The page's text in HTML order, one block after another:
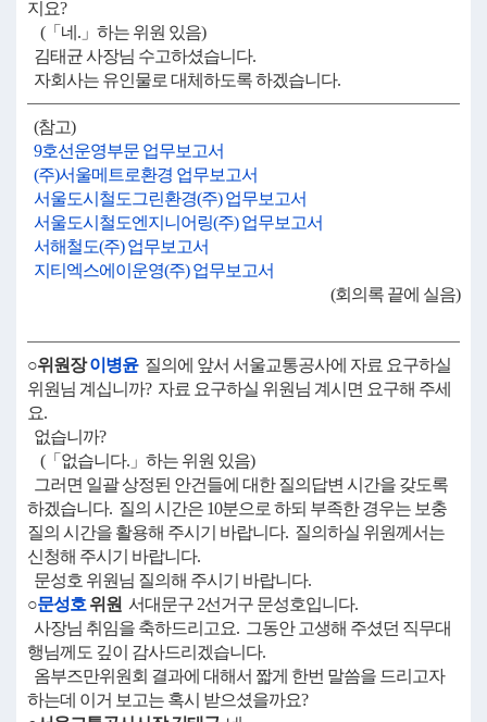
지요?
(「네.」하는 위원 있음)
김태균 사장님 수고하셨습니다.
자회사는 유인물로 대체하도록 하겠습니다.
(참고)
9호선운영부문 업무보고서
(주)서울메트로환경 업무보고서
서울도시철도그린환경(주) 업무보고서
서울도시철도엔지니어링(주) 업무보고서
서해철도(주) 업무보고서
지티엑스에이운영(주) 업무보고서
(회의록 끝에 실음)
○위원장이병윤질의에 앞서 서울교통공사에 자료 요구하실
위원님 계십니까? 자료 요구하실 위원님 계시면 요구해 주세
요.
없습니까?
(「없습니다.」하는 위원 있음)
그러면 일괄 상정된 안건들에 대한 질의답변 시간을 갖도록
하겠습니다. 질의 시간은 10분으로 하되 부족한 경우는 보충
질의 시간을 활용해 주시기 바랍니다. 질의하실 위원께서는
신청해 주시기 바랍니다.
문성호 위원님 질의해 주시기 바랍니다.
○문성호 위원 서대문구 2선거구 문성호입니다.
사장님 취임을 축하드리고요. 그동안 고생해 주셨던 직무대
행님께도 깊이 감사드리겠습니다.
옴부즈만위원회 결과에 대해서 짧게 한번 말씀을 드리고자
하는데 이거 보고는 혹시 받으셨을까요?